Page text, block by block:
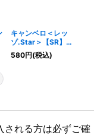
キャンベロ＜レッ
ゾ.Star＞【SR】
{22EX110/130}《火》
580円(税込)
される方は必ずご確